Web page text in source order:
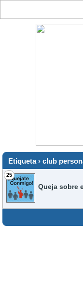
Etiqueta › club
25
Queja sobre